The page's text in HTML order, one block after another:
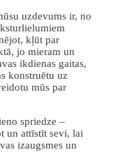
uzdevums ir, no
kļūt par
jo mieram un
ikdienas gaitas,
konstruētu uz
mūs par
spriedze –
un attīstīt sevi, lai
izaugsmes un